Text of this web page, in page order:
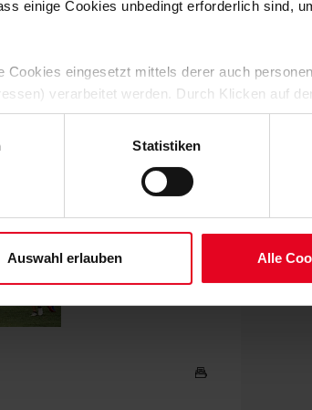
einige Cookies unbedingt erforderlich sind,
eingesetzt mittels derer auch
verarbeitet werden. Durch Klicken auf
aufgeführten Cookies und der entsprechenden
Zwecke gem. § 25 Abs. 1 TDDDG, Art.
nur unbedingt erforderliche Cookies
Statistiken
Auswahl erlauben Alle
südbadischen Liga.
den Südbadischen
im Jahr 2022 nun in ihre vierte
die aus Kindern und Jugendlichen
zu der Inklusionsliga gibt